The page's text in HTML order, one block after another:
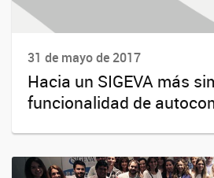
31 de mayo de 2017
Hacia un SIGEVA más
funcionalidad de